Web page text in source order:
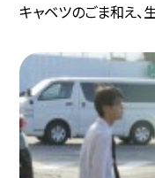
キャベツのごま和え、